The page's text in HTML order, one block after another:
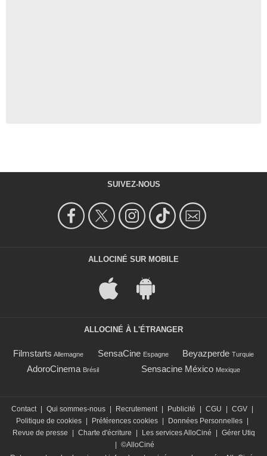
SUIVEZ-NOUS
ALLOCINÉ SUR MOBILE
ALLOCINÉ À L'ÉTRANGER
Filmstarts Allemagne SensaCine Espagne Beyazperde Turquie
AdoroCinema Brésil Sensacine México Mexique
Contact | Qui sommes-nous | Recrutement | Publicité | CGU | CGV |
Politique de cookies | Préférences cookies | Données Personnelles |
Revue de presse
| Charte d'écriture | Les services AlloCiné | Gérer Utiq
| ©AlloCiné